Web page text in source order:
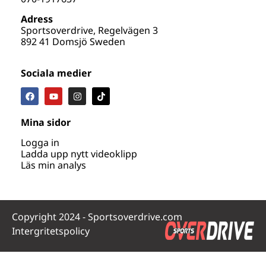
Adress
Sportsoverdrive, Regelvägen 3
892 41 Domsjö Sweden
Sociala medier
Mina sidor
Logga in
Ladda upp nytt videoklipp
Läs min analys
Copyright 2024 - Sportsoverdrive.com
Intergritetspolicy